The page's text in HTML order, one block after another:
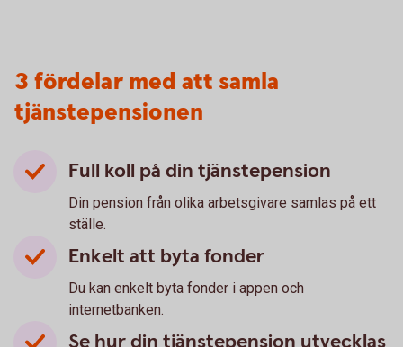
3 fördelar med att samla
tjänstepensionen
Full koll på din tjänstepension
Din pension från olika arbetsgivare samlas på ett
ställe.
Enkelt att byta fonder
Du kan enkelt byta fonder i appen och
internetbanken.